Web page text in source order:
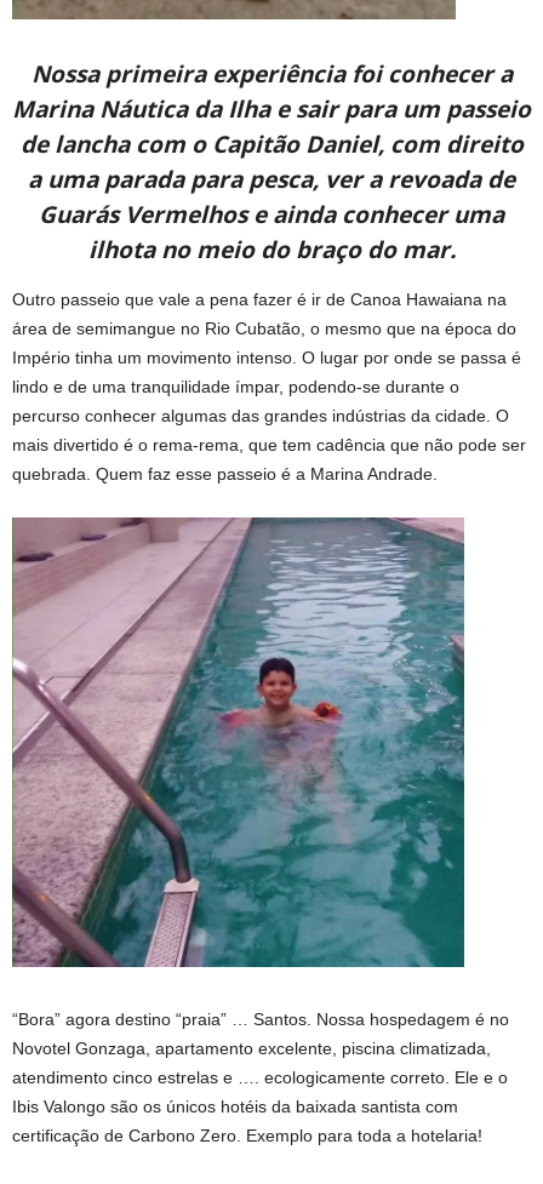
Nossa primeira experiência foi conhecer a
Marina Náutica da Ilha e sair para um passeio
de lancha com o Capitão Daniel, com direito
a uma parada para pesca, ver a revoada de
Guarás Vermelhos e ainda conhecer uma
ilhota no meio do braço do mar.
Outro passeio que vale a pena fazer é ir de Canoa Hawaiana na
área de semimangue no Rio Cubatão, o mesmo que na época do
Império tinha um movimento intenso. O lugar por onde se passa é
lindo e de uma tranquilidade ímpar, podendo-se durante o
percurso conhecer algumas das grandes indústrias da cidade. O
mais divertido é o rema-rema, que tem cadência que não pode ser
quebrada. Quem faz esse passeio é a Marina Andrade.
“Bora” agora destino “praia” … Santos. Nossa hospedagem é no
Novotel Gonzaga, apartamento excelente, piscina climatizada,
atendimento cinco estrelas e …. ecologicamente correto. Ele e o
Ibis Valongo são os únicos hotéis da baixada santista com
certificação de Carbono Zero. Exemplo para toda a hotelaria!